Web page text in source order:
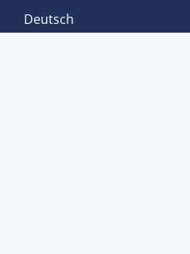
Deutsch